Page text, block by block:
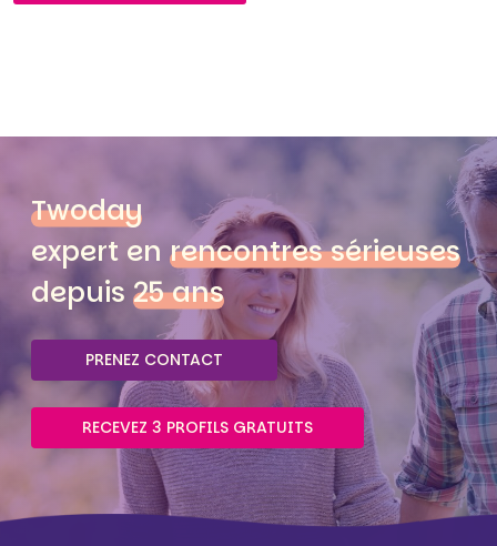
Twoday
expert en rencontres sérieuses
depuis 25 ans
PRENEZ CONTACT
RECEVEZ 3 PROFILS GRATUITS